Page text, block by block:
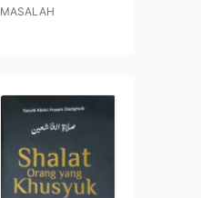
MASALAH